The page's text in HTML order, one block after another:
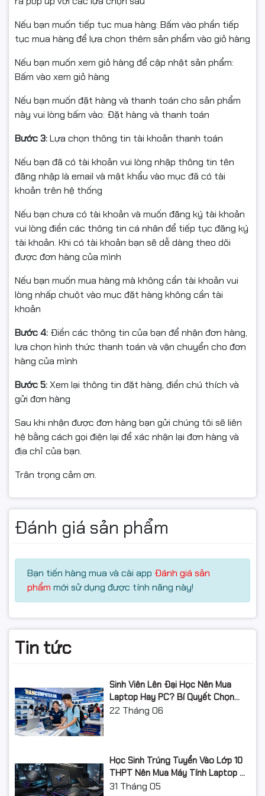
nhân viên làm việc an toàn từ bất cứ đâu.
Hệ thống bảo mật sẵn sàng cho tương lai:Windows 11
được thiết kế để chống lại các mối đe dọa hiện đại
bằng cách yêu cầu phần cứng bảo mật tích hợp.
3. Thông tin chi tiết về
phiên bản OEM (FQC-
10528)
Mã sản phẩm:FQC-10528.
Hình thức:Gói vật lý (DVD) kèm Key bản quyền 1PK (1
Ngôn ngữ:Tiếng Anh quốc tế (Eng Intl).
Đặc điểm: Bản quyền gắn liền với phần cứng
(Mainboard) của máy tính. Đây là lựa chọn giá rẻ nhất
cho khách hàng lắp máy mới hoặc doanh nghiệp muốn
tối ưu chi phí đầu tư
Nếu bạn muốn tiếp tục mua hàng: Bấm vào phần tiếp
tục mua hàng để lựa chọn thêm sản phẩm vào giỏ hàng
Nếu bạn muốn xem giỏ hàng để cập nhật sản phẩm:
Bấm vào xem giỏ hàng
Nếu bạn muốn đặt hàng và thanh toán cho sản phẩm
này vui lòng bấm vào: Đặt hàng và thanh toán
Bước 3:Lựa chọn thông tin tài khoản thanh toán
Nếu bạn đã có tài khoản vui lòng nhập thông tin tên
đăng nhập là email và mật khẩu vào mục đã có tài
khoản trên hệ thống
Nếu bạn chưa có tài khoản và muốn đăng ký tài khoản
vui lòng điền các thông tin cá nhân để tiếp tục đăng ký
tài khoản. Khi có tài khoản bạn sẽ dễ dàng theo dõi
được đơn hàng của mình
Nếu bạn muốn mua hàng mà không cần tài khoản vui
lòng nhấp chuột vào mục đặt hàng không cần tài
khoản
Bước 4: Điền các thông tin của bạn để nhận đơn hàng,
lựa chọn hình thức thanh toán và vận chuyển cho đơn
hàng của mình
Bước 5:Xem lại thông tin đặt hàng, điền chú thích và
gửi đơn hàng
Sau khi nhận được đơn hàng bạn gửi chúng tôi sẽ liên
hệ bằng cách gọi điện lại để xác nhận lại đơn hàng và
địa chỉ của bạn.
Trân trọng cảm ơn.
Đánh giá sản phẩm
Bạn tiến hàng mua và cài app Đánh giá sản
phẩm mới sử dụng được tính năng này!
Tin tức
Sinh Viên Lên Đại Học Nên Mua
Laptop Hay PC? Bí Quyết Chọn
Máy Tính Đúng Nhu Cầu, Không
22 Tháng 06
Học Sinh Trúng Tuyển Vào Lớp 10
THPT Nên Mua Máy Tính Laptop Gì
Năm Học 2026 - 2027?
31 Tháng 05